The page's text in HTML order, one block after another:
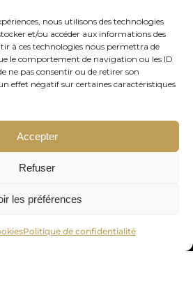
nous utilisons des technologies
et/ou accéder aux informations des
à ces technologies nous permettra de
le comportement de navigation ou les ID
ne pas consentir ou de retirer son
effet négatif sur certaines caractéristiques
Accepter
Refuser
les préférences
Politique de confidentialité
est uniquement utilisée pour vous
ainsi que des informations
pouvez à tout moment utiliser le lien
© OR24 – 2023